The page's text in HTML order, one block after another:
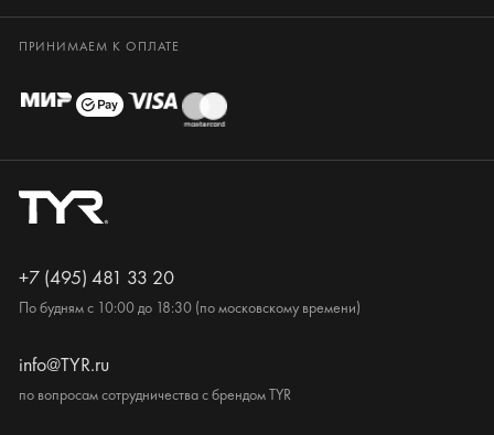
ПРИНИМАЕМ К ОПЛАТЕ
+7 (495) 481 33 20
По будням с 10:00 до 18:30 (по московскому времени)
info@TYR.ru
по вопросам сотрудничества с брендом TYR